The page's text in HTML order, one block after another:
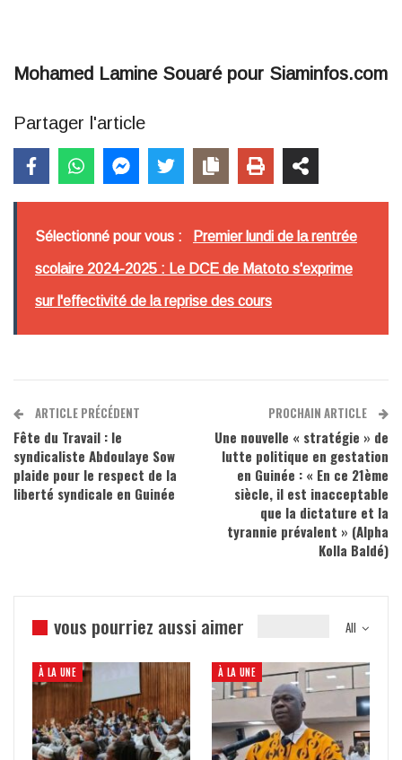
Mohamed Lamine Souaré pour Siaminfos.com
Partager l'article
Sélectionné pour vous : Premier lundi de la rentrée
scolaire 2024-2025 : Le DCE de Matoto s'exprime
sur l'effectivité de la reprise des cours
ARTICLE PRÉCÉDENT
Fête du Travail : le
syndicaliste Abdoulaye Sow
plaide pour le respect de la
liberté syndicale en Guinée
PROCHAIN ARTICLE
Une nouvelle « stratégie » de
lutte politique en gestation
en Guinée : « En ce 21ème
siècle, il est inacceptable
que la dictature et la
tyrannie prévalent » (Alpha
Kolla Baldé)
All
vous pourriez aussi aimer
À LA UNE À LA UNE